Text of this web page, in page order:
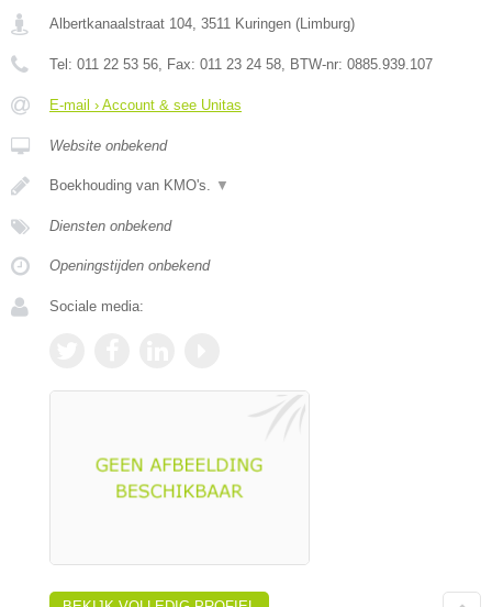
Albertkanaalstraat 104, 3511 Kuringen (Limburg)
Tel: 011 22 53 56, Fax: 011 23 24 58, BTW-nr: 0885.939.107
E-mail › Account & see Unitas
Website onbekend
Boekhouding van KMO's. ▼
Diensten onbekend
Openingstijden onbekend
Sociale media: